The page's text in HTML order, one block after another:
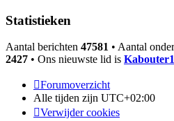
Statistieken
Aantal berichten 47581 • Aantal
2427 • Ons nieuwste lid is
Forumoverzicht
Alle tijden zijn UTC+02:00
Verwijder cookies